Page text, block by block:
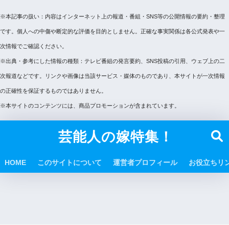
※本記事の扱い：内容はインターネット上の報道・番組・SNS等の公開情報の要約・整理
です。個人への中傷や断定的な評価を目的としません。正確な事実関係は各公式発表や一
次情報でご確認ください。
※出典・参考にした情報の種類：テレビ番組の発言要約、SNS投稿の引用、ウェブ上の二
次報道などです。リンクや画像は当該サービス・媒体のものであり、本サイトが一次情報
の正確性を保証するものではありません。
※本サイトのコンテンツには、商品プロモーションが含まれています。
芸能人の嫁特集！
HOME このサイトについて 運営者プロフィール お役立ちリ